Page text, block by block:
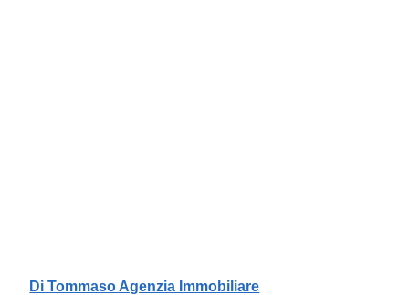
Di Tommaso Agenzia Immobiliare